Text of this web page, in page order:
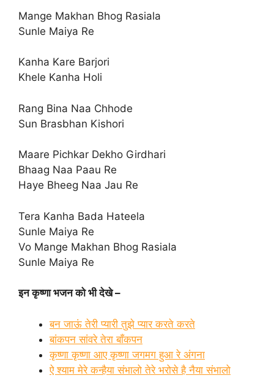
Mange Makhan Bhog Rasiala
Sunle Maiya Re
Kanha Kare Barjori
Khele Kanha Holi
Rang Bina Naa Chhode
Sun Brasbhan Kishori
Maare Pichkar Dekho Girdhari
Bhaag Naa Paau Re
Haye Bheeg Naa Jau Re
Tera Kanha Bada Hateela
Sunle Maiya Re
Vo Mange Makhan Bhog Rasiala
Sunle Maiya Re
इन कृष्णा भजन को भी देखे –
बन जाऊं तेरी प्यारी तुझे प्यार करते करते
बांकपन सांवरे तेरा बाँकपन
कृष्णा कृष्णा आए कृष्णा जगमग हुआ रे अंगना
ऐ श्याम मेरे कन्हैया संभालो तेरे भरोसे है नैया संभालो